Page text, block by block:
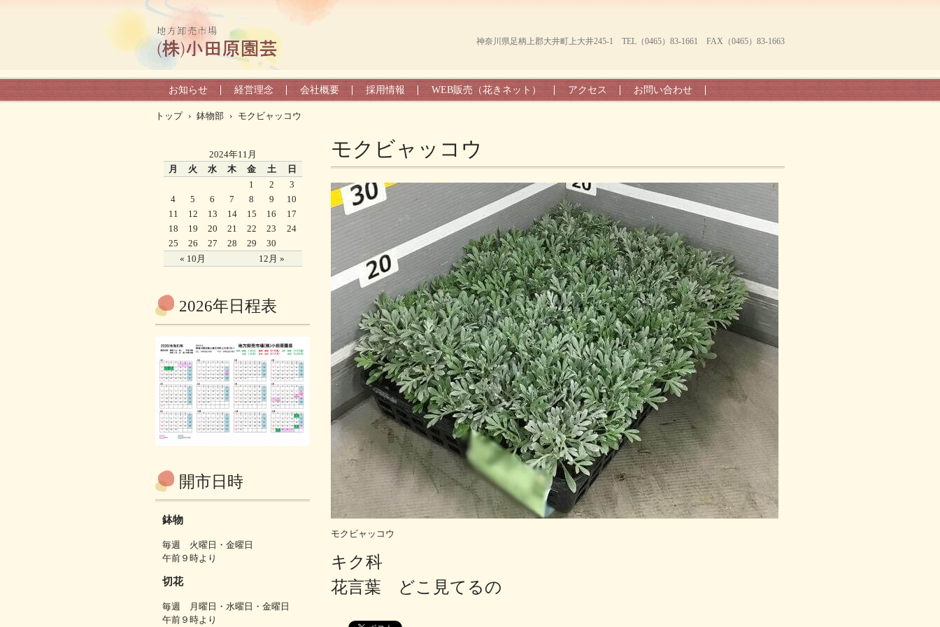
神奈川県足柄上郡大井町上大井245-1 TEL（0465）83-1661 FAX（0465）83-1663
お知らせ 経営理念 会社概要 採用情報 WEB販売（花きネット） アクセス お問い合わせ
トップ › 鉢物部 › モクビャッコウ
モクビャッコウ
モクビャッコウ
キク科
花言葉 どこ見てるの
2024年11月
月
火 水 木 金 土 日
« 10月 12月 »
1 2
3
4
5 6 7 8 9
10
11
12 13 14 15 16
17
18
19 20 21 22 23
24
25
26 27 28 29 30
2026年日程表
開市日時
鉢物
毎週 火曜日・金曜日
午前９時より
切花
毎週 月曜日・水曜日・金曜日
午前９時より